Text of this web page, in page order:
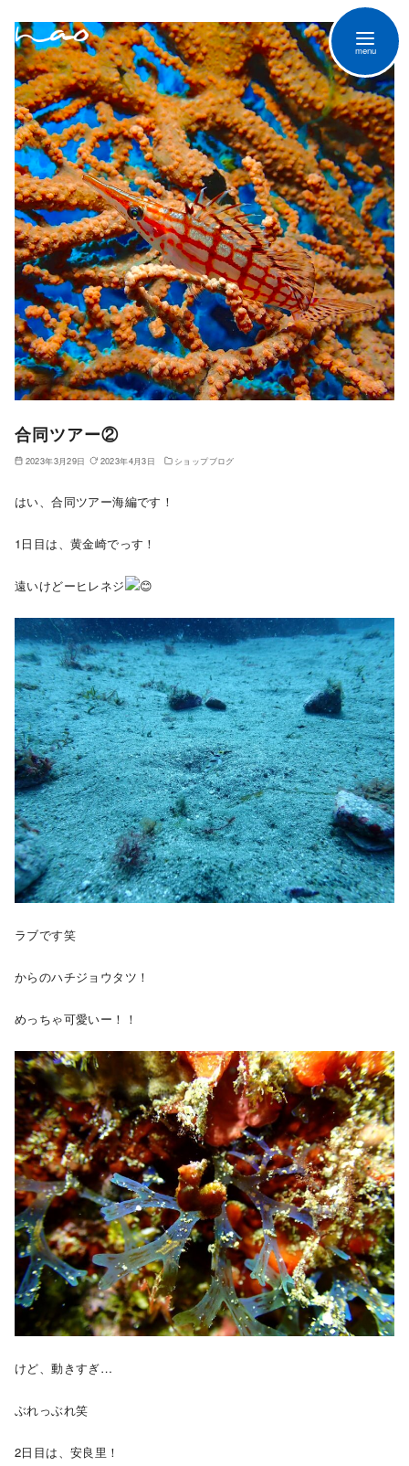
合同ツアー②
2023年3月29日 2023年4月3日 ショップブログ
はい、合同ツアー海編です！
1日目は、黄金崎でっす！
遠いけどーヒレネジ
ラブです笑
からのハチジョウタツ！
めっちゃ可愛いー！！
けど、動きすぎ…
ぶれっぶれ笑
2日目は、安良里！